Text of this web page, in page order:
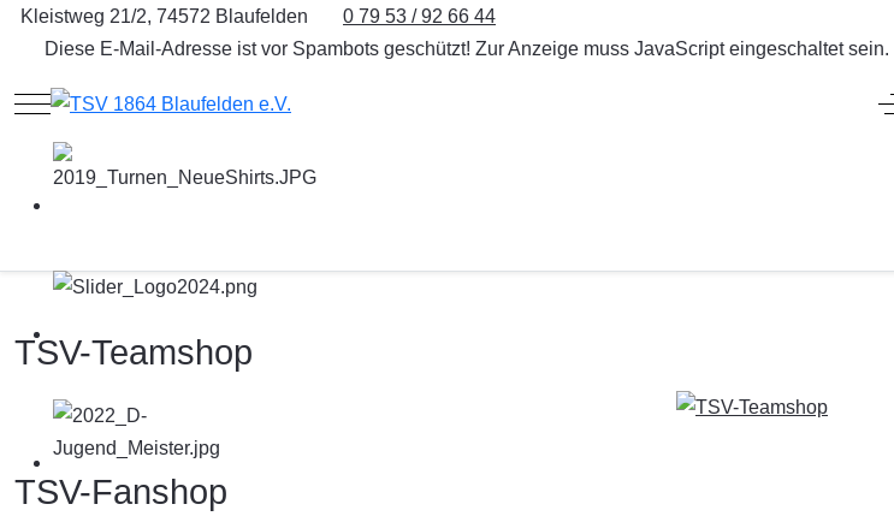
Kleistweg 21/2, 74572 Blaufelden
0 79 53 / 92 66 44
Diese E-Mail-Adresse ist vor Spambots geschützt! Zur Anzeige muss JavaScript eingeschaltet sein.
Mobile Menu Toggle
TSV-Teamshop
TSV-Fanshop